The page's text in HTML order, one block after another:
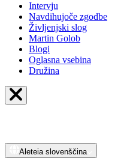
Intervju
Navdihujoče zgodbe
Življenjski slog
Martin Golob
Blogi
Oglasna vsebina
Družina
Aleteia slovenščina